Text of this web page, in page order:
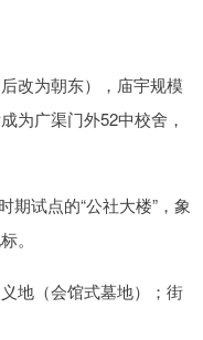
改为朝东），庙宇规模
为广渠门外52中校舍，
期试点的“公社大楼”，象
。
地（会馆式墓地）；街